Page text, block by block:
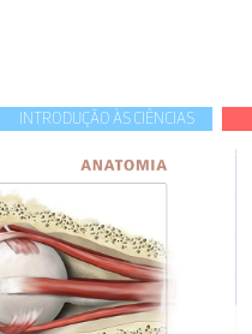
INTRODUÇÃO ÀS CIÊNCIAS